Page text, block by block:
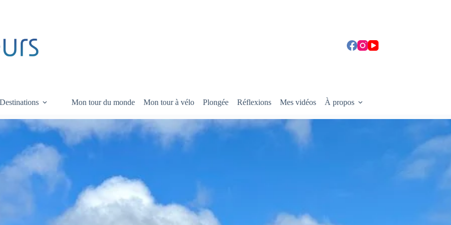
Destinations Mon tour du monde Mon tour à vélo Plongée Réflexions Mes vidéos À propos